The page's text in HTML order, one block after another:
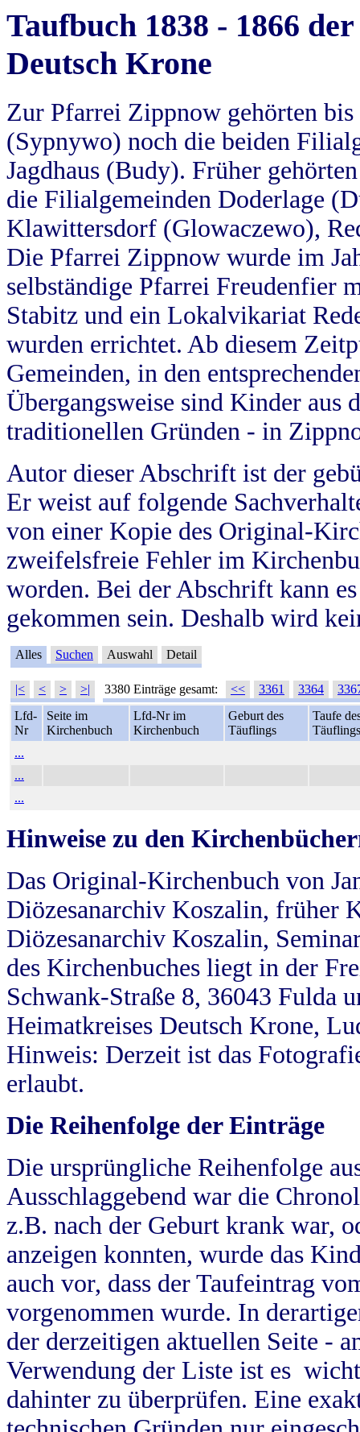
Taufbuch 1838 - 1866
Deutsch Krone
Zur Pfarrei Zippnow gehörten
(Sypnywo) noch die beiden
Jagdhaus (Budy). Früher
die Filialgemeinden Doderlage
Klawittersdorf (Glowaczewo),
Die Pfarrei Zippnow wurde im
selbständige Pfarrei Freudenfier
Stabitz und ein Lokalvikariat
wurden errichtet. Ab diesem
Gemeinden, in den
Übergangsweise sind Kinder aus
traditionellen Gründen - in
Autor dieser Abschrift ist der
Er weist auf folgende
von einer Kopie des Original-
zweifelsfreie Fehler im
worden. Bei der Abschrift kann
gekommen sein. Deshalb wird
Alles Suchen Auswahl Detail
|< < > >| 3380 Einträge gesamt: << 3361 3364
Lfd-
Nr
Seite im
Kirchenbuch
Lfd-Nr im
Kirchenbuch
Geburt des
Täuflings
Taufe
Täuflings
...
...
...
Hinweise zu den
Das Original-Kirchenbuch von
Diözesanarchiv Koszalin, früher
Diözesanarchiv Koszalin,
des Kirchenbuches liegt in der
Schwank-Straße 8, 36043 Fulda
Heimatkreises Deutsch Krone,
Hinweis: Derzeit ist das
erlaubt.
Die Reihenfolge der Einträge
Die ursprüngliche Reihenfolge
Ausschlaggebend war die
z.B. nach der Geburt krank war,
anzeigen konnten, wurde das
auch vor, dass der Taufeintrag
vorgenommen wurde. In
der derzeitigen aktuellen Seite -
Verwendung der Liste ist es
dahinter zu überprüfen. Eine